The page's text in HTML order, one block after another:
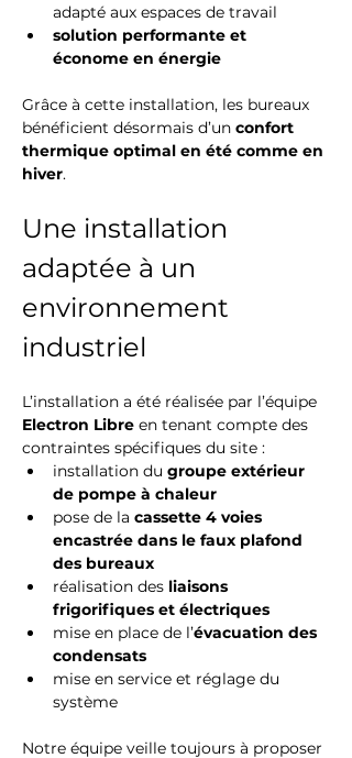
adapté aux espaces de travail
solution performante et
économe en énergie
Grâce à cette installation, les bureaux
bénéficient désormais d’un confort
thermique optimal en été comme en
hiver.
Une installation
adaptée à un
environnement
industriel
L’installation a été réalisée par l’équipe
Electron Libre en tenant compte des
contraintes spécifiques du site :
installation du groupe extérieur
de pompe à chaleur
pose de la cassette 4 voies
encastrée dans le faux plafond
des bureaux
réalisation des liaisons
frigorifiques et électriques
mise en place de l’évacuation des
condensats
mise en service et réglage du
système
Notre équipe veille toujours à proposer